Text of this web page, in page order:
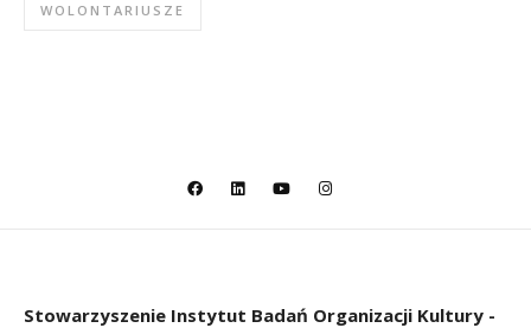
WOLONTARIUSZE
Stowarzyszenie Instytut Badań Organizacji Kultury -